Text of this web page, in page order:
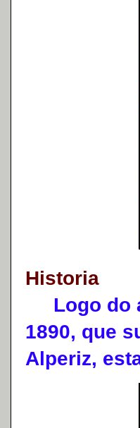
Historia
Logo do
1890, que
Alperiz,